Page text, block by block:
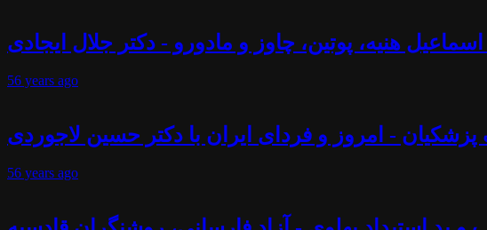
56 years ago
پزشکیان - امروز و فردای ایران با دکتر حسین لاجوردی
56 years ago